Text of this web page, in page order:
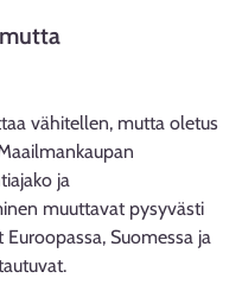
vähitellen, mutta oletus
ja
muuttavat pysyvästi
Suomessa ja